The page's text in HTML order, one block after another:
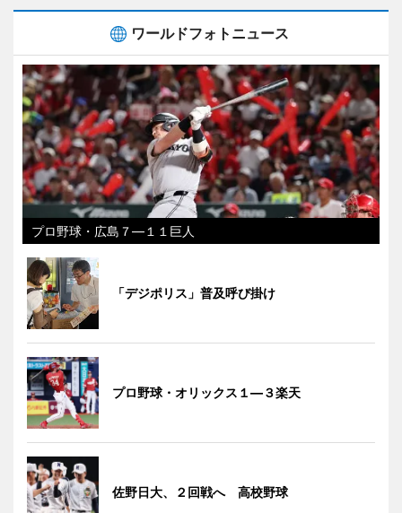
ワールドフォトニュース
プロ野球・広島７―１１巨人
「デジポリス」普及呼び掛け
プロ野球・オリックス１―３楽天
佐野日大、２回戦へ 高校野球